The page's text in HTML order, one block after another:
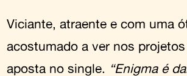
Viciante, atraente e com uma
acostumado a ver nos
aposta no single. “Enigma é